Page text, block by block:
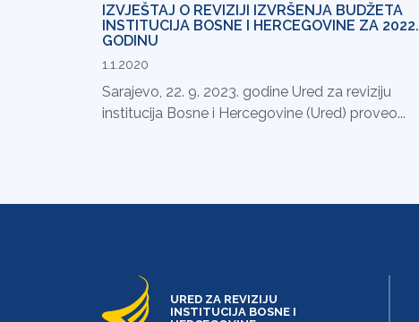
IZVJEŠTAJ O REVIZIJI IZVRŠENJA BUDŽETA
INSTITUCIJA BOSNE I HERCEGOVINE ZA 2022.
GODINU
1.1.2020
Sarajevo, 22. 9. 2023. godine Ured za reviziju
institucija Bosne i Hercegovine (Ured) proveo...
URED ZA REVIZIJU
INSTITUCIJA BOSNE I